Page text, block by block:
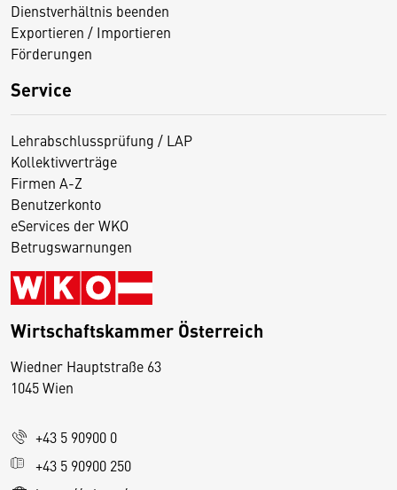
Dienstverhältnis beenden
Exportieren / Importieren
Förderungen
Service
Lehrabschlussprüfung / LAP
Kollektivverträge
Firmen A-Z
Benutzerkonto
eServices der WKO
Betrugswarnungen
Wirtschaftskammer Österreich
Wiedner Hauptstraße 63
1045 Wien
+43 5 90900 0
+43 5 90900 250
D
s
e